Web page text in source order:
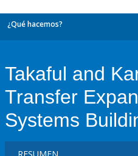
¿Qué hacemos?
Takaful and
Transfer
Systems